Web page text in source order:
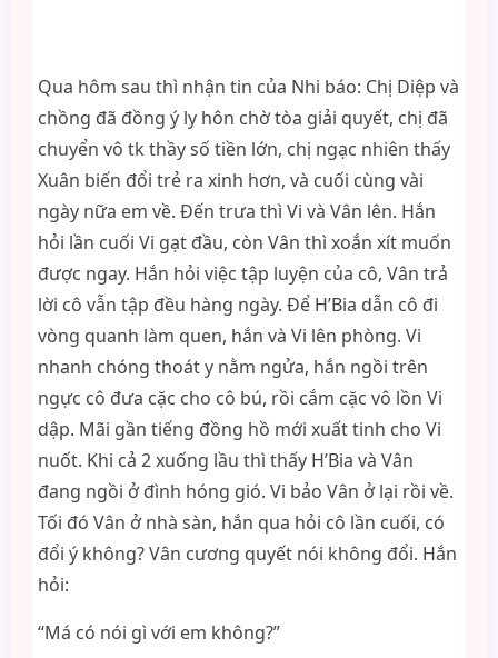
Qua hôm sau thì nhận tin của Nhi báo: Chị Diệp và
chồng đã đồng ý ly hôn chờ tòa giải quyết, chị đã
chuyển vô tk thầy số tiền lớn, chị ngạc nhiên thấy
Xuân biến đổi trẻ ra xinh hơn, và cuối cùng vài
ngày nữa em về. Đến trưa thì Vi và Vân lên. Hắn
hỏi lần cuối Vi gạt đầu, còn Vân thì xoắn xít muốn
được ngay. Hắn hỏi việc tập luyện của cô, Vân trả
lời cô vẫn tập đều hàng ngày. Để H’Bia dẫn cô đi
vòng quanh làm quen, hắn và Vi lên phòng. Vi
nhanh chóng thoát y nằm ngửa, hắn ngồi trên
ngực cô đưa cặc cho cô bú, rồi cắm cặc vô lồn Vi
dập. Mãi gần tiếng đồng hồ mới xuất tinh cho Vi
nuốt. Khi cả 2 xuống lầu thì thấy H’Bia và Vân
đang ngồi ở đình hóng gió. Vi bảo Vân ở lại rồi về.
Tối đó Vân ở nhà sàn, hắn qua hỏi cô lần cuối, có
đổi ý không? Vân cương quyết nói không đổi. Hắn
hỏi:
“Má có nói gì với em không?”